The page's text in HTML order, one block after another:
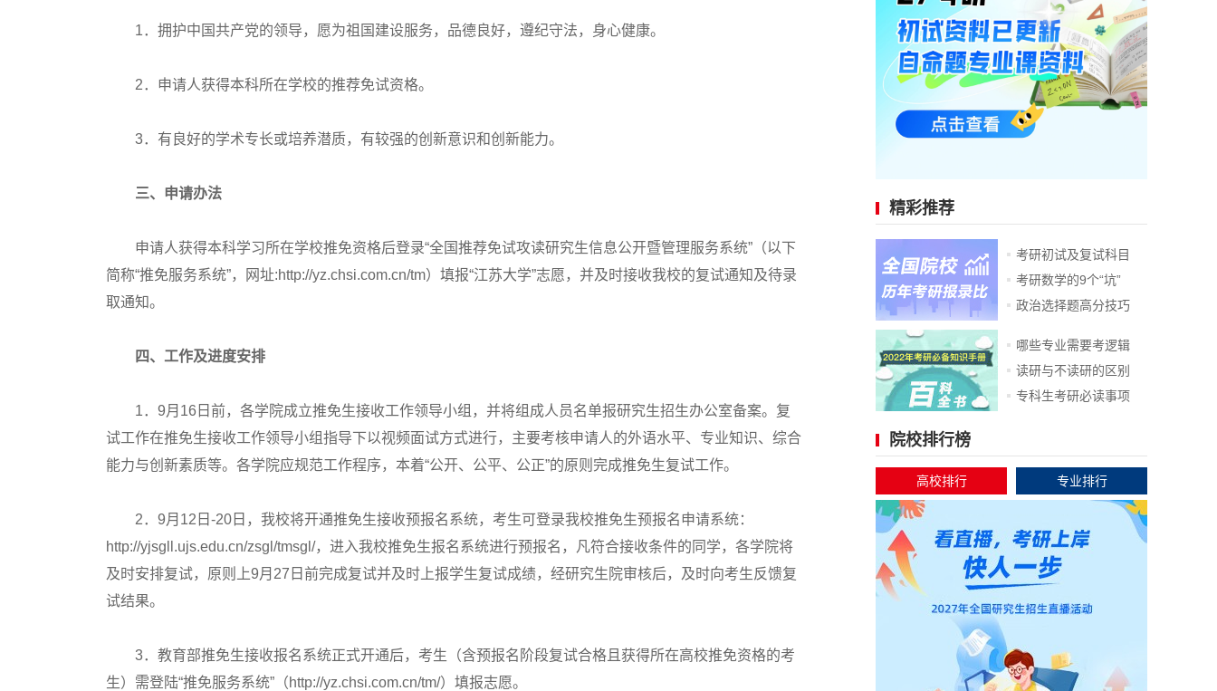
1．拥护中国共产党的领导，愿为祖国建设服务，品德良好，遵纪守法，身心健康。
2．申请人获得本科所在学校的推荐免试资格。
3．有良好的学术专长或培养潜质，有较强的创新意识和创新能力。
三、申请办法
申请人获得本科学习所在学校推免资格后登录“全国推荐免试攻读研究生信息公开暨管理服务系统”（以下
简称“推免服务系统”，网址:http://yz.chsi.com.cn/tm）填报“江苏大学”志愿，并及时接收我校的复试通知及待录
取通知。
四、工作及进度安排
1．9月16日前，各学院成立推免生接收工作领导小组，并将组成人员名单报研究生招生办公室备案。复
试工作在推免生接收工作领导小组指导下以视频面试方式进行，主要考核申请人的外语水平、专业知识、综合
能力与创新素质等。各学院应规范工作程序，本着“公开、公平、公正”的原则完成推免生复试工作。
2．9月12日-20日，我校将开通推免生接收预报名系统，考生可登录我校推免生预报名申请系统：
http://yjsgll.ujs.edu.cn/zsgl/tmsgl/，进入我校推免生报名系统进行预报名，凡符合接收条件的同学，各学院将
及时安排复试，原则上9月27日前完成复试并及时上报学生复试成绩，经研究生院审核后，及时向考生反馈复
试结果。
3．教育部推免生接收报名系统正式开通后，考生（含预报名阶段复试合格且获得所在高校推免资格的考
生）需登陆“推免服务系统”（http://yz.chsi.com.cn/tm/）填报志愿。
精彩推荐
考研初试及复试科目
考研数学的9个“坑”
政治选择题高分技巧
哪些专业需要考逻辑
读研与不读研的区别
专科生考研必读事项
院校排行榜
高校排行 专业排行